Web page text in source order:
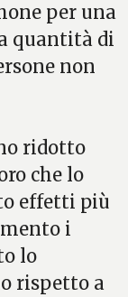
per una
quantità di
non
ridotto
che lo
effetti più
i
lo
rispetto a